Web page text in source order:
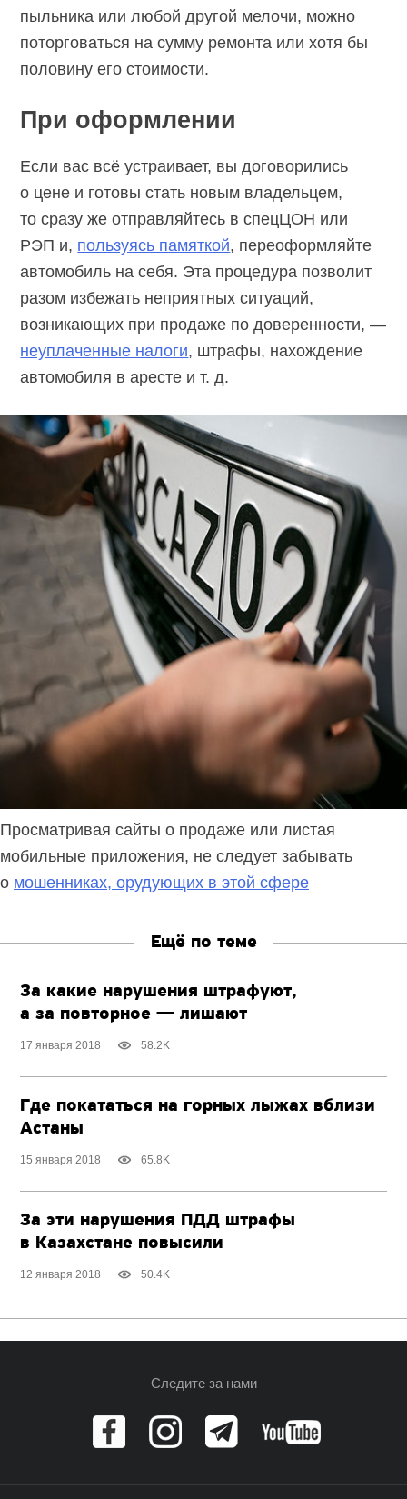
пыльника или любой другой мелочи, можно
поторговаться на сумму ремонта или хотя бы
половину его стоимости.
При оформлении
Если вас всё устраивает, вы договорились
о цене и готовы стать новым владельцем,
то сразу же отправляйтесь в спецЦОН или
РЭП и, пользуясь памяткой, переоформляйте
автомобиль на себя. Эта процедура позволит
разом избежать неприятных ситуаций,
возникающих при продаже по доверенности, —
неуплаченные налоги, штрафы, нахождение
автомобиля в аресте и т. д.
Просматривая сайты о продаже или листая
мобильные приложения, не следует забывать
о мошенниках, орудующих в этой сфере
Ещё по теме
За какие нарушения штрафуют,
а за повторное — лишают
17 января 2018 58.2K
Где покататься на горных лыжах вблизи
Астаны
15 января 2018 65.8K
За эти нарушения ПДД штрафы
в Казахстане повысили
12 января 2018 50.4K
Следите за нами